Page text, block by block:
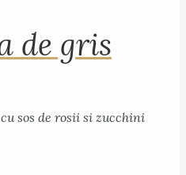
de gris